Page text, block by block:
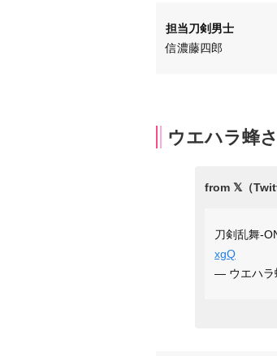
担当刀剣男士
信濃藤四郎
ウエハラ蜂
刀剣乱舞-
xgQ
— ウエハラ